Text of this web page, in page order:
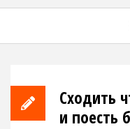
Сходить
и поесть